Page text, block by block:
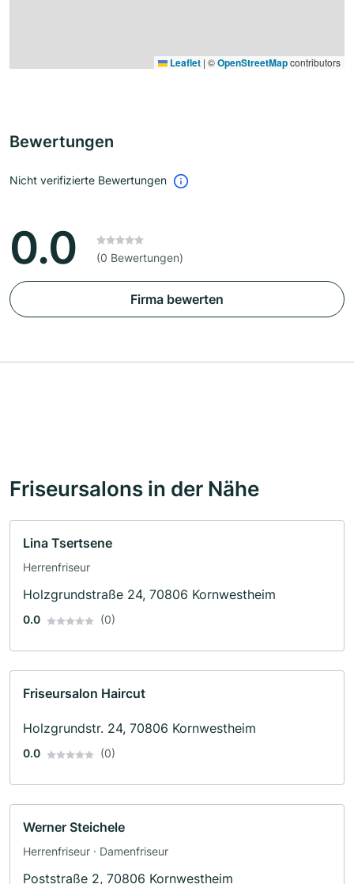
Leaflet | ©OpenStreetMapcontributors
Bewertungen
Nicht verifizierte Bewertungen
0.0 (0 Bewertungen)
Firma bewerten
Friseursalons in der Nähe
Lina Tsertsene
Herrenfriseur
Holzgrundstraße 24, 70806 Kornwestheim
0.0 (0)
Friseursalon Haircut
Holzgrundstr. 24, 70806 Kornwestheim
0.0 (0)
Werner Steichele
Herrenfriseur · Damenfriseur
Poststraße 2, 70806 Kornwestheim